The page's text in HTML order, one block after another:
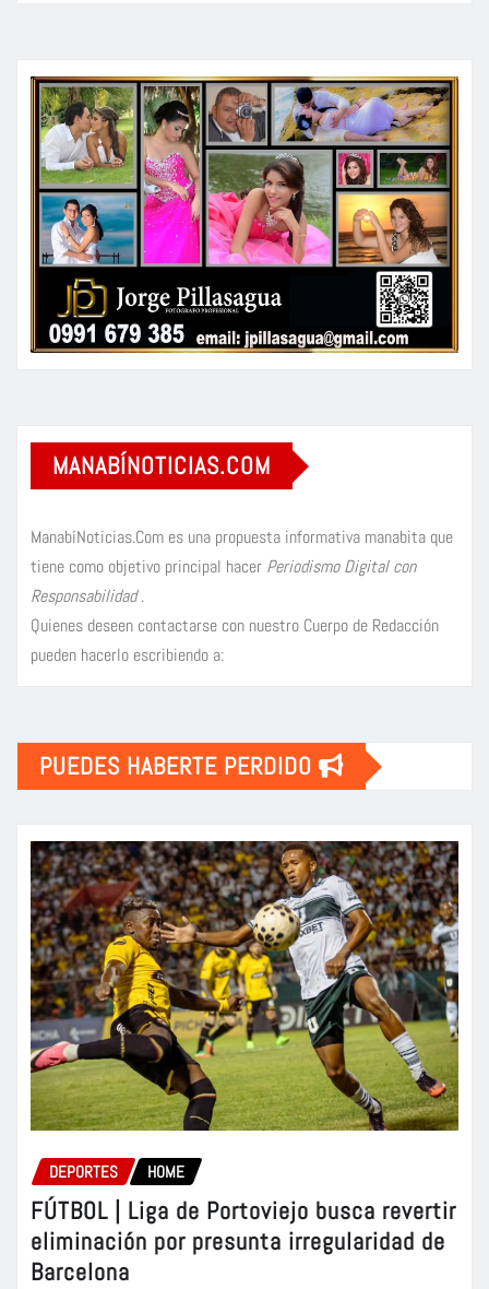
MANABÍNOTICIAS.COM
ManabíNoticias.Com es una propuesta informativa manabita que
tiene como objetivo principal hacer Periodismo Digital con
Responsabilidad.
Quienes deseen contactarse con nuestro Cuerpo de Redacción
pueden hacerlo escribiendo a:
PUEDES HABERTE PERDIDO
DEPORTES HOME
FÚTBOL | Liga de Portoviejo busca revertir
eliminación por presunta irregularidad de
Barcelona